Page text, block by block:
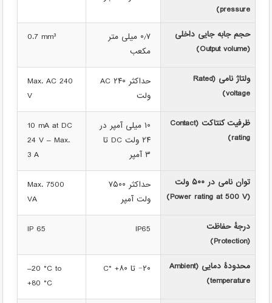
pressure)
حجم جابه جایی داخلی
(Output volume)
۰٫۷ میلی متر
مکعب
0.7 mm³
ولتاژ نامی (Rated
voltage)
حداکثر AC ۲۴۰
ولت
Max. AC 240
V
ظرفیت کنتاکت (Contact
rating)
۱۰ میلی آمپر در
۲۴ ولت DC تا
۳ آمپر
10 mA at DC
24 V – Max.
3 A
توان نامی در ۵۰۰ ولت
(Power rating at 500 V)
حداکثر ۷۵۰۰
ولت آمپر
Max. 7500
VA
درجهٔ حفاظت
(Protection)
IP65
IP 65
محدودهٔ دمایی (Ambient
temperature)
۲۰− تا ۸۰+ °C
–20 °C to
+80 °C